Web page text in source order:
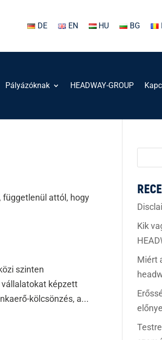
DE EN HU BG
Pályázóknak HEADWAY-GROUP
függetlenül attól, hogy
szinten
képzett
kölcsönzés, a...
Kik
Miért
előnye